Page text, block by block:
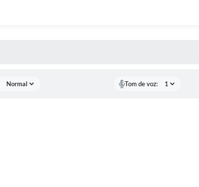
Tom de voz: